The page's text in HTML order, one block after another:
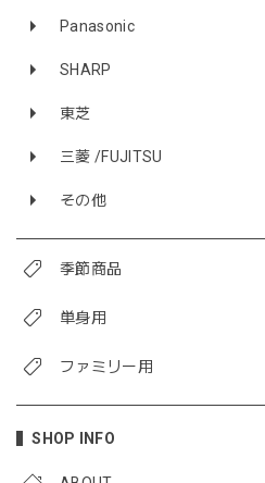
Panasonic
SHARP
東芝
三菱 /FUJITSU
その他
季節商品
単身用
ファミリー用
SHOP INFO